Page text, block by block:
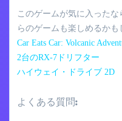
このゲームが気に入った
らのゲームも楽しめるかも
Car Eats Car: Volcanic
2台のRX-7ドリフター
ハイウェイ・ドライブ 2D
よくある質問: